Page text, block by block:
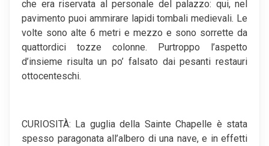
che era riservata al personale del palazzo: qui, nel
pavimento puoi ammirare lapidi tombali medievali. Le
volte sono alte 6 metri e mezzo e sono sorrette da
quattordici tozze colonne. Purtroppo l’aspetto
d’insieme risulta un po’ falsato dai pesanti restauri
ottocenteschi.
CURIOSITÀ: La guglia della Sainte Chapelle è stata
spesso paragonata all’albero di una nave, e in effetti